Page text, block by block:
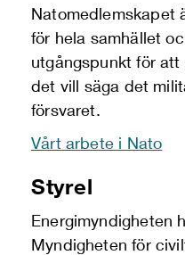
Natomedlemskapet
för hela samhället
utgångspunkt för
det vill säga det
försvaret.
Vårt arbete i Nato
Styrel
Energimyndigheten
Myndigheten för